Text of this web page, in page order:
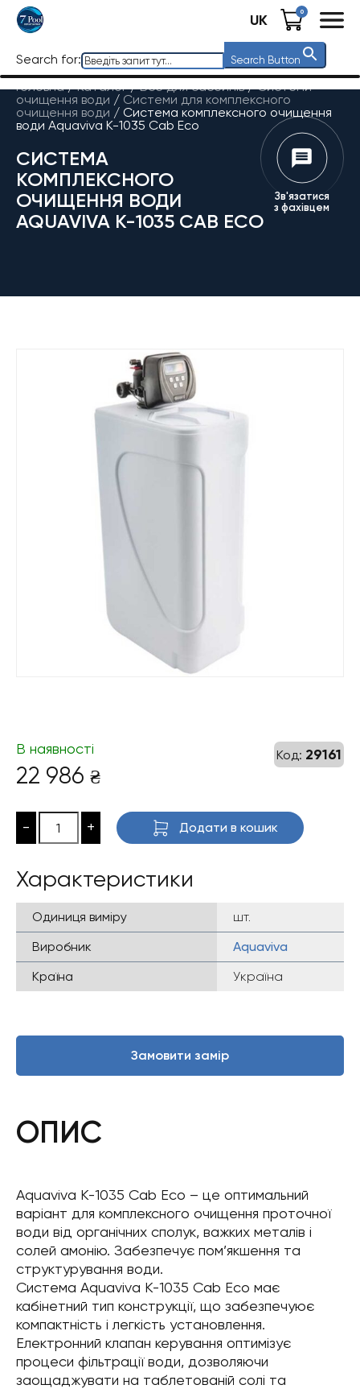
UK 0
Search for: Search Button
Головна / Каталог/Все для басейнів/Системи
очищення води / Системи для комплексного
очищення води / Система комплексного очищення
води Aquaviva K-1035 Cab Eco
СИСТЕМА
КОМПЛЕКСНОГО
ОЧИЩЕННЯ ВОДИ
AQUAVIVA K-1035 CAB ECO
Зв'язатися
з фахівцем
Код: 29161
В наявності
22 986 ₴
- + Додати в кошик
Характеристики
Одиниця виміру
шт.
Виробник
Aquaviva
Країна
Україна
Замовити замір
ОПИС
Aquaviva K-1035 Cab Eco – це оптимальний
варіант для комплексного очищення проточної
води від органічних сполук, важких металів і
солей амонію. Забезпечує пом’якшення та
структурування води.
Система Aquaviva K-1035 Cab Eco має
кабінетний тип конструкції, що забезпечуює
компактність і легкість установлення.
Електронний клапан керування оптимізує
процеси фільтрації води, дозволяючи
заощаджувати на таблетованій солі та